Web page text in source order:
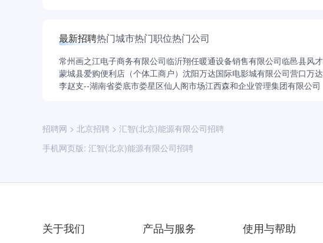
最新招聘热门城市热门职位热门公司
常州画之江电子商务有限公司临沂翔任暖通设备销售有限公司临邑县风
蒙城县爱购便利店（个体工商户） 沈阳万达国际电影城有限公司营口万
李赵支--湖南省娄底市娄星区仙人阁市场江西森和企业管理集团有限公司
招聘网 > 北京招聘 > 汇智(北京)能源有限公司招聘
手机网页版: 汇智(北京)能源有限公司招聘
关于我们 产品与服务 使用与帮助